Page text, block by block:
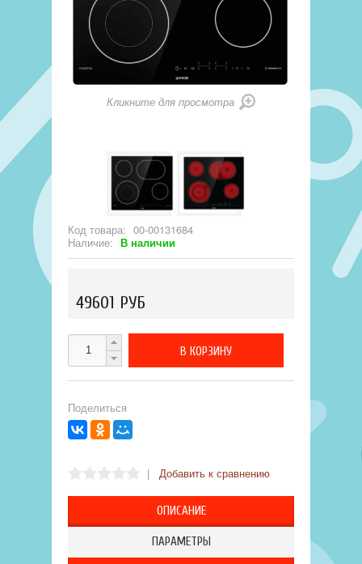
Кликните для просмотра
Код товара: 00-00131684
Наличие: В наличии
49601 РУБ
Поделиться
| Добавить к сравнению
ОПИСАНИЕ
ПАРАМЕТРЫ